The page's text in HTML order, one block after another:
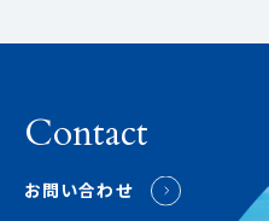
Contact
お問い合わせ